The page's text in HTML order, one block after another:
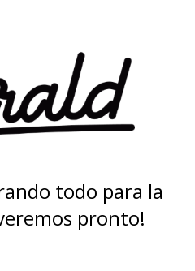
todo para la
pronto!